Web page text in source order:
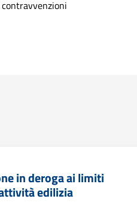
in deroga ai limiti
edilizia